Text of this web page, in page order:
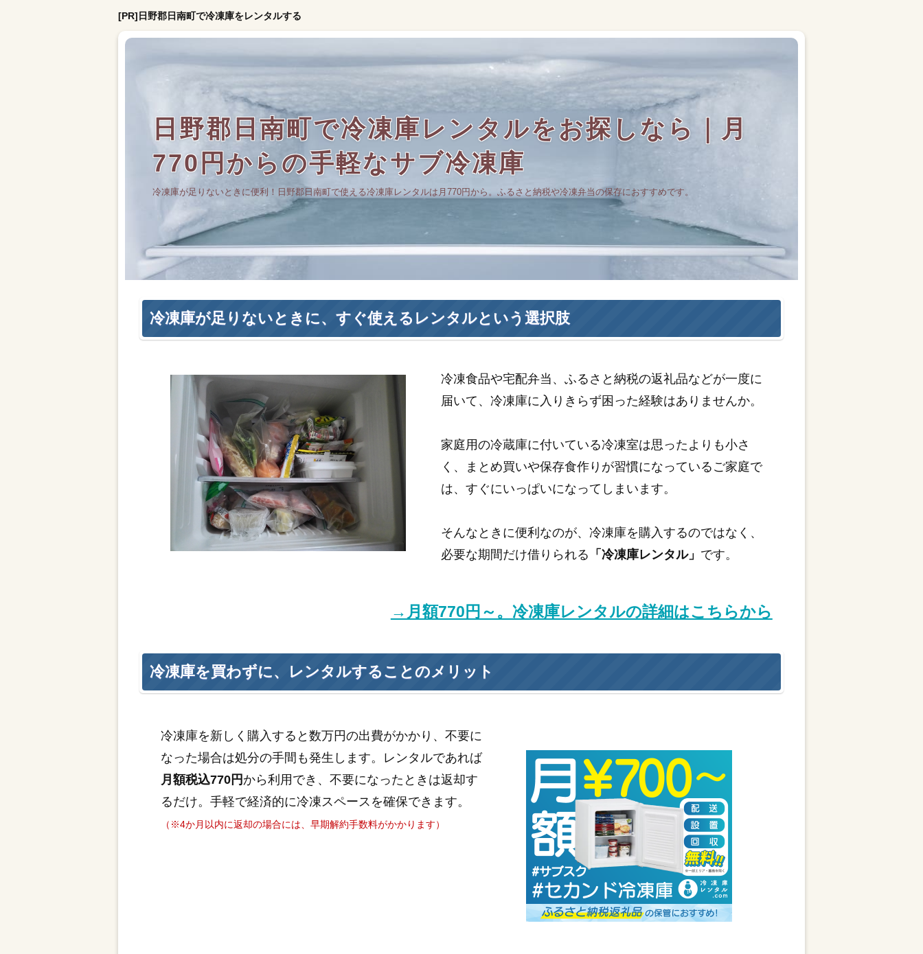
[PR]日野郡日南町で冷凍庫をレンタルする
日野郡日南町で冷凍庫レンタルをお探しなら｜月
770円からの手軽なサブ冷凍庫
冷凍庫が足りないときに便利！日野郡日南町で使える冷凍庫レンタルは月770円から。ふるさと納税や冷凍弁当の保存におすすめです。
冷凍庫が足りないときに、すぐ使えるレンタルという選択肢
冷凍食品や宅配弁当、ふるさと納税の返礼品などが一度に
届いて、冷凍庫に入りきらず困った経験はありませんか。
家庭用の冷蔵庫に付いている冷凍室は思ったよりも小さ
く、まとめ買いや保存食作りが習慣になっているご家庭で
は、すぐにいっぱいになってしまいます。
そんなときに便利なのが、冷凍庫を購入するのではなく、
必要な期間だけ借りられる 「冷凍庫レンタル」 です。
→月額770円～。冷凍庫レンタルの詳細はこちらから
冷凍庫を買わずに、レンタルすることのメリット
冷凍庫を新しく購入すると数万円の出費がかかり、不要に
なった場合は処分の手間も発生します。レンタルであれば
月額税込770円から利用でき、不要になったときは返却す
るだけ。手軽で経済的に冷凍スペースを確保できます。
（※4か月以内に返却の場合には、早期解約手数料がかかります）